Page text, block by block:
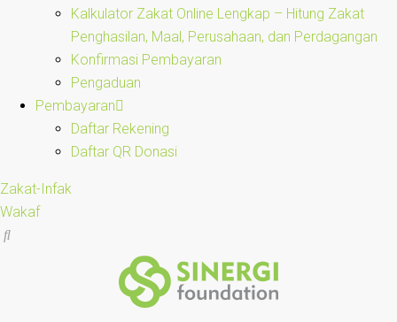
Kalkulator Zakat Online Lengkap – Hitung Zakat
Penghasilan, Maal, Perusahaan, dan Perdagangan
Konfirmasi Pembayaran
Pengaduan
Pembayaran
Daftar Rekening
Daftar QR Donasi
Zakat-Infak
Wakaf